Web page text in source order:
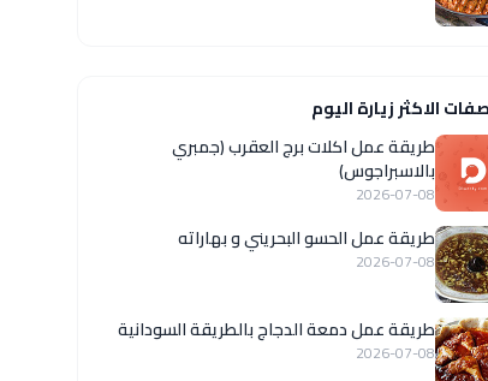
الاكثر زيارة اليوم
طريقة عمل اكلات برج العقرب (جمبري
بالاسبراجوس)
2026-07-08
طريقة عمل الحسو البحريني و بهاراته
2026-07-08
طريقة عمل دمعة الدجاج بالطريقة السودانية
2026-07-08